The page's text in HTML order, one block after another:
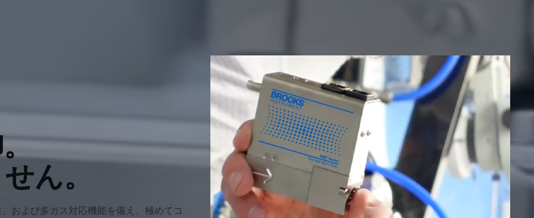
ん。
および多ガス対応機能を備え、極めてコ